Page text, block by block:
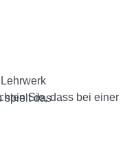
spielt dasSie, dass bei einer